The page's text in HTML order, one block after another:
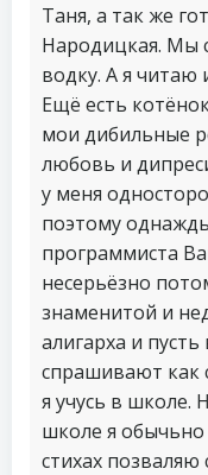
Таня, а так же
Народицкая. Мы
водку. А я читаю
Ещё есть
мои дибильные
любовь и
у меня
поэтому
программиста
несерьёзно
знаменитой и
алигарха и
спрашивают как
я учусь в школе.
школе я
стихах